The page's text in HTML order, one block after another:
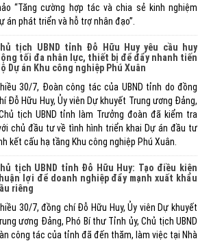
“Tăng cường hợp tác và chia sẻ kinh nghiệm
án phát triển và hỗ trợ nhân đạo”.
tịch UBND tỉnh Đỗ Hữu Huy yêu cầu huy
tối đa nhân lực, thiết bị để đẩy nhanh tiến
Dự án Khu công nghiệp Phú Xuân
30/7, Đoàn công tác của UBND tỉnh do đồng
Đỗ Hữu Huy, Ủy viên Dự khuyết Trung ương Đảng,
tịch UBND tỉnh làm Trưởng đoàn đã kiểm tra
chủ đầu tư về tình hình triển khai Dự án đầu tư
kết cấu hạ tầng Khu công nghiệp Phú Xuân.
tịch UBND tỉnh Đỗ Hữu Huy: Tạo điều kiện
lợi để doanh nghiệp đẩy mạnh xuất khẩu
riêng
30/7, đồng chí Đỗ Hữu Huy, Ủy viên Dự khuyết
ương Đảng, Phó Bí thư Tỉnh ủy, Chủ tịch UBND
công tác của tỉnh đã đến thăm, làm việc tại Nhà